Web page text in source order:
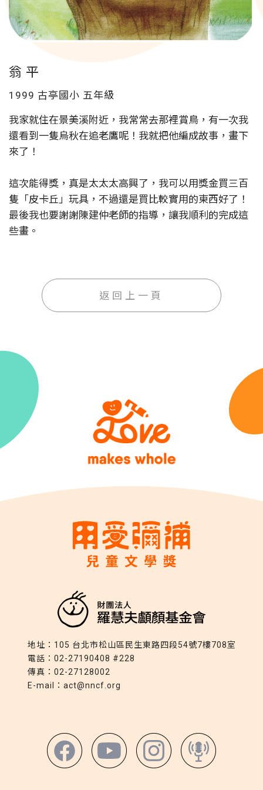
翁 平
1999 古亭國小 五年級
我家就住在景美溪附近，我常常去那裡賞鳥，有一次我
還看到一隻烏秋在追老鷹呢！我就把他編成故事，畫下
來了！
這次能得獎，真是太太太高興了，我可以用獎金買三百
隻「皮卡丘」玩具，不過還是買比較實用的東西好了！
最後我也要謝謝陳建仲老師的指導，讓我順利的完成這
些畫。
返回上一頁
地址： 105 台北市松山區民生東路四段54號7樓708室
電話： 02-27190408 #228
傳真： 02-27128002
E-mail： act@nncf.org